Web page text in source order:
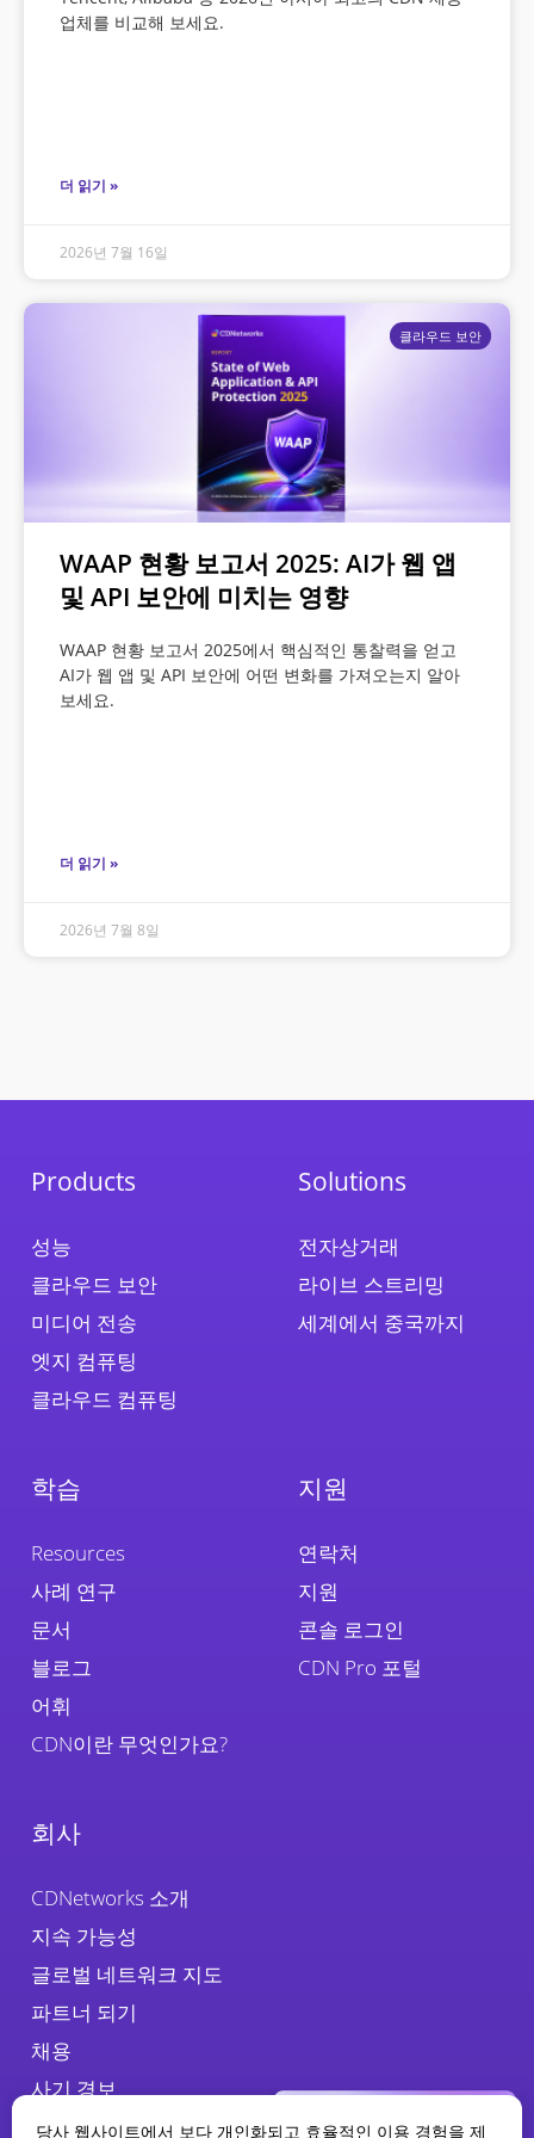
업체를 비교해 보세요.
더 읽기 »
2026년 7월 16일
클라우드 보안
WAAP 현황 보고서 2025: AI가 웹 앱
및 API 보안에 미치는 영향
WAAP 현황 보고서 2025에서 핵심적인 통찰력을 얻고
AI가 웹 앱 및 API 보안에 어떤 변화를 가져오는지 알아
보세요.
더 읽기 »
2026년 7월 8일
Products
성능
클라우드 보안
미디어 전송
엣지 컴퓨팅
클라우드 컴퓨팅
Solutions
전자상거래
라이브 스트리밍
세계에서 중국까지
학습
Resources
사례 연구
문서
블로그
어휘
CDN이란 무엇인가요?
지원
연락처
지원
콘솔 로그인
CDN Pro 포털
회사
CDNetworks 소개
지속 가능성
글로벌 네트워크 지도
파트너 되기
채용
사기 경보
당사 웹사이트에서 보다 개인화되고 효율적인 이용 경험을 제